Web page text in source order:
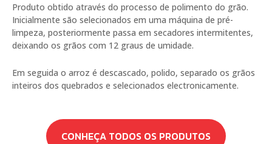
Produto obtido através do processo de polimento do grão.
Inicialmente são selecionados em uma máquina de pré-
limpeza, posteriormente passa em secadores intermitentes,
deixando os grãos com 12 graus de umidade.
Em seguida o arroz é descascado, polido, separado os grãos
inteiros dos quebrados e selecionados electronicamente.
CONHEÇA TODOS OS PRODUTOS